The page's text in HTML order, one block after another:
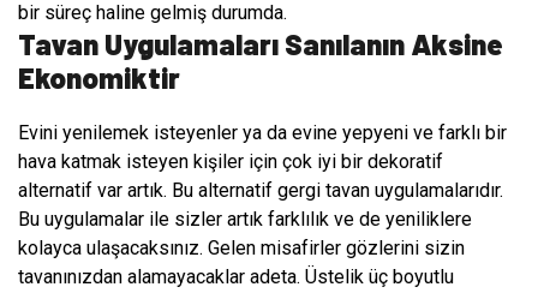
bir süreç haline gelmiş durumda.
Tavan Uygulamaları Sanılanın Aksine
Ekonomiktir
Evini yenilemek isteyenler ya da evine yepyeni ve farklı bir
hava katmak isteyen kişiler için çok iyi bir dekoratif
alternatif var artık. Bu alternatif gergi tavan uygulamalarıdır.
Bu uygulamalar ile sizler artık farklılık ve de yeniliklere
kolayca ulaşacaksınız. Gelen misafirler gözlerini sizin
tavanınızdan alamayacaklar adeta. Üstelik üç boyutlu